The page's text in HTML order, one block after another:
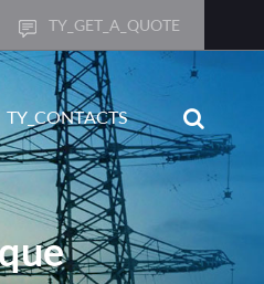
TY_GET_A_QUOTE
TY_CONTACTS